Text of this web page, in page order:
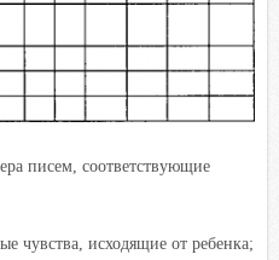
писем, соответствующие
чувства, исходящие от ребенка;